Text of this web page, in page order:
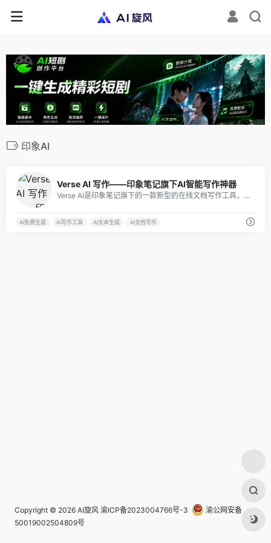
印象AI
Verse AI 写作——印象笔记旗下AI智能写作神器
Verse AI是印象笔记旗下的一款新型的在线文档写作工具，集成了许多先进的功能和技术，可以帮助用户更高效地写作、管理和组织信息。
AI免费生成 AI写作工具 AI文本生成 AI文档写作
Copyright © 2026 AI旋风 渝ICP备2023004766号-3
渝公网安备
50019002504809号